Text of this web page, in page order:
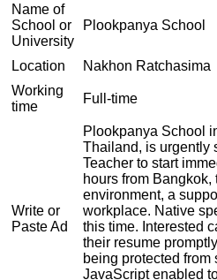
Name of
School or
University
Plookpanya School
Location
Nakhon Ratchasima
Working
time
Full-time
Write or
Paste Ad
Plookpanya School
Thailand, is urgently
Teacher to start
hours from
environment, a
workplace. Native
this time. Interested
their resume
being protected from
JavaScript enabled